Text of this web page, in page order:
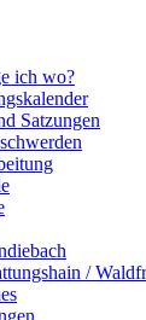
ich wo?
Satzungen
/